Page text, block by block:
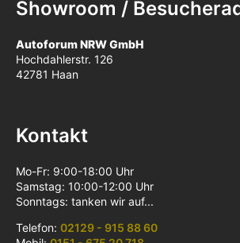
Showroom /
Autoforum NRW GmbH
Hochdahlerstr. 126
42781 Haan
Kontakt
Mo-Fr: 9:00-18:00 Uhr
Samstag: 10:00-12:00 Uhr
Sonntags: tanken wir auf...
Telefon: 02129 - 915 88 60